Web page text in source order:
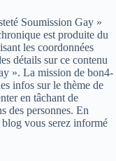
Soumission Gay »
est produite du
les coordonnées
détails sur ce contenu
». La mission de bon4-
infos sur le thème de
en tâchant de
des personnes. En
vous serez informé